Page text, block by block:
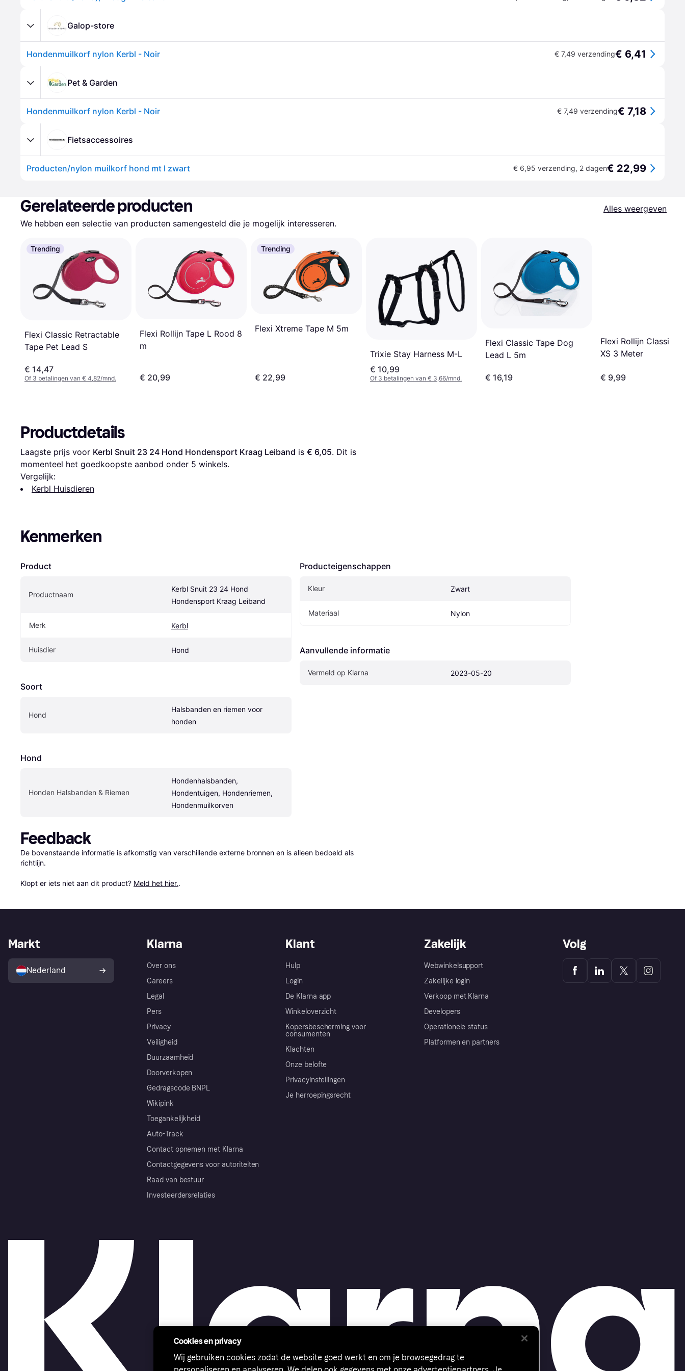
Galop-store
Hondenmuilkorf nylon Kerbl - Noir € 7,49 verzending€ 6,41
Pet & Garden
Hondenmuilkorf nylon Kerbl - Noir € 7,49 verzending€ 7,18
Fietsaccessoires
Producten/nylon muilkorf hond mt l zwart € 6,95 verzending, 2 dagen€ 22,99
Gerelateerde producten
Alles weergeven
We hebben een selectie van producten samengesteld die je mogelijk interesseren.
Trending
Flexi Classic Retractable
Tape Pet Lead S
€ 14,47
Of 3 betalingen van € 4,82/mnd.
Flexi Rollijn Tape L Rood 8
m
€ 20,99
Trending
Flexi Xtreme Tape M 5m
€ 22,99
Trixie Stay Harness M-L
€ 10,99
Of 3 betalingen van € 3,66/mnd.
Flexi Classic Tape Dog
Lead L 5m
€ 16,19
Flexi Rollijn Classic
XS 3 Meter
€ 9,99
Productdetails
Laagste prijs voor Kerbl Snuit 23 24 Hond Hondensport Kraag Leiband is € 6,05. Dit is
momenteel het goedkoopste aanbod onder 5 winkels.
Vergelijk:
Kerbl Huisdieren
Kenmerken
Product
Productnaam
Kerbl Snuit 23 24 Hond
Hondensport Kraag Leiband
Merk Kerbl
Huisdier Hond
Soort
Hond
Halsbanden en riemen voor
honden
Hond
Honden Halsbanden & Riemen
Hondenhalsbanden,
Hondentuigen, Hondenriemen,
Hondenmuilkorven
Producteigenschappen
Kleur Zwart
Materiaal Nylon
Aanvullende informatie
Vermeld op Klarna 2023-05-20
Feedback
De bovenstaande informatie is afkomstig van verschillende externe bronnen en is alleen bedoeld als
richtlijn.
Klopt er iets niet aan dit product? Meld het hier..
Klarna
Over ons
Careers
Legal
Pers
Privacy
Veiligheid
Duurzaamheid
Doorverkopen
Gedragscode BNPL
Wikipink
Toegankelijkheid
Auto-Track
Contact opnemen met Klarna
Contactgegevens voor autoriteiten
Raad van bestuur
Investeerdersrelaties
Klant
Hulp
Login
De Klarna app
Winkeloverzicht
Kopersbescherming voor
consumenten
Klachten
Onze belofte
Privacyinstellingen
Je herroepingsrecht
Zakelijk
Webwinkelsupport
Zakelijke login
Verkoop met Klarna
Developers
Operationele status
Platformen en partners
Markt
Nederland
Volg
Cookies en privacy
Wij gebruiken cookies zodat de website goed werkt en om je browsegedrag te